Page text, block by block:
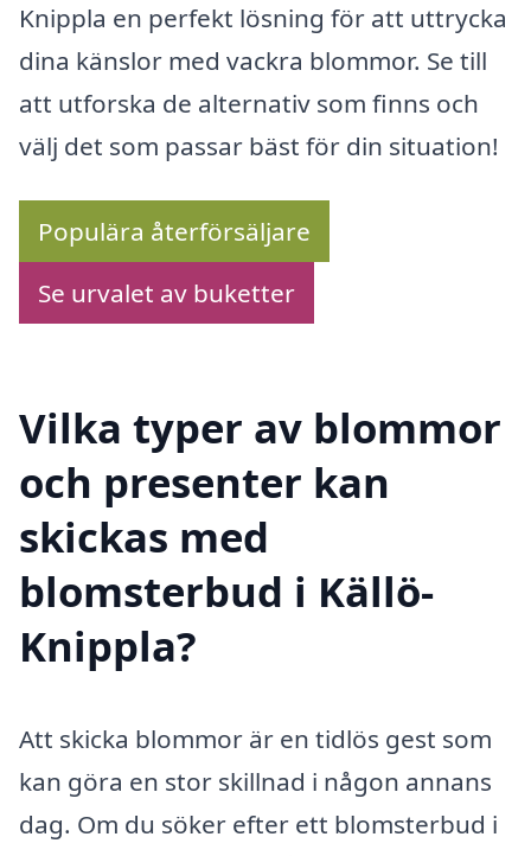
Knippla en perfekt lösning för att uttrycka
dina känslor med vackra blommor. Se till
att utforska de alternativ som finns och
välj det som passar bäst för din situation!
Populära återförsäljare
Se urvalet av buketter
Vilka typer av blommor
och presenter kan
skickas med
blomsterbud i Källö-
Knippla?
Att skicka blommor är en tidlös gest som
kan göra en stor skillnad i någon annans
dag. Om du söker efter ett blomsterbud i